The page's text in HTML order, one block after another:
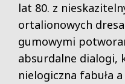
lat 80. z
ortalionowych
gumowymi
absurdalne dialogi,
nielogiczna fabuła